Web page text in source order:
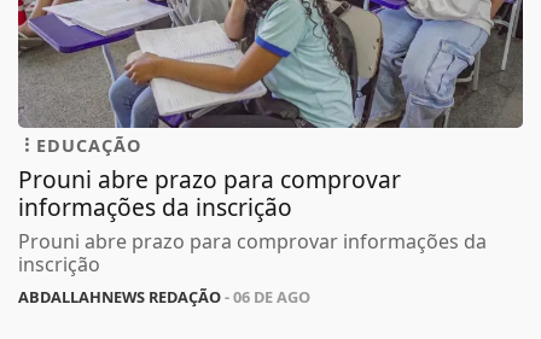
EDUCAÇÃO
Prouni abre prazo para comprovar
informações da inscrição
Prouni abre prazo para comprovar informações da
inscrição
ABDALLAHNEWS REDAÇÃO- 06 DE AGO